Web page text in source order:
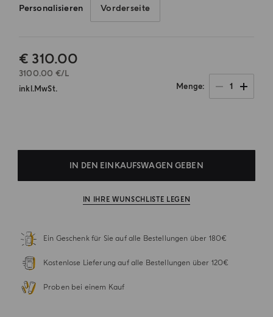
Personalisieren Vorderseite
€ 310.00
3100.00 €/L
inkl.MwSt.
Menge 1
IN DEN EINKAUFSWAGEN GEBEN
IN IHRE WUNSCHLISTE LEGEN
Ein Geschenk für Sie auf alle Bestellungen über 180€
Kostenlose Lieferung auf alle Bestellungen über 120€
Proben bei einem Kauf